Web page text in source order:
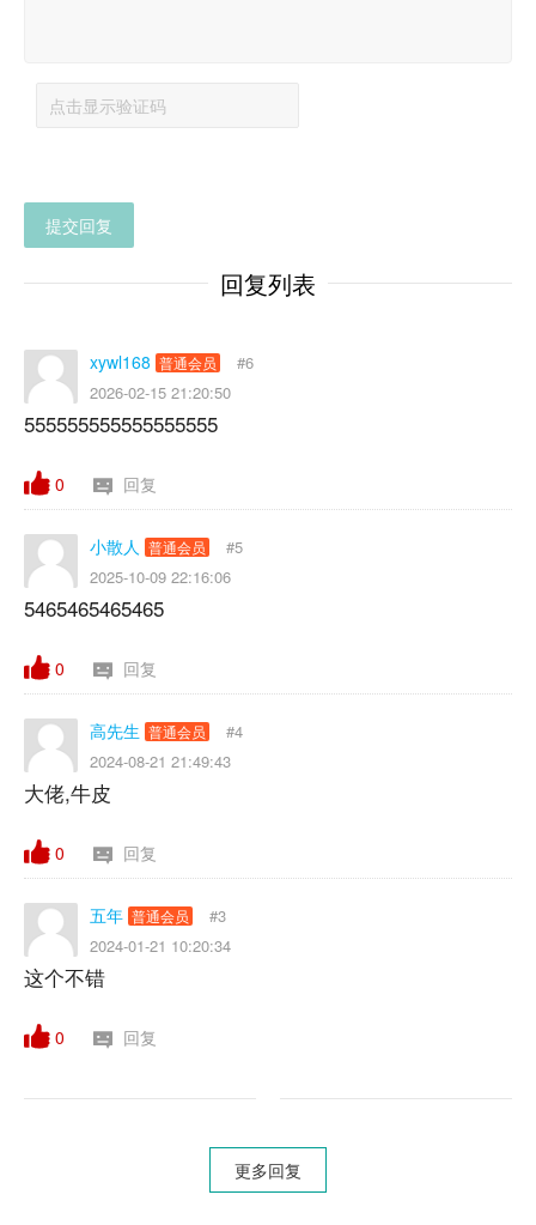
提交回复
回复列表
xywl168 普通会员
#6
2026-02-15 21:20:50
555555555555555555
0 回复
小散人 普通会员
#5
2025-10-09 22:16:06
5465465465465
0 回复
高先生 普通会员
#4
2024-08-21 21:49:43
大佬,牛皮
0 回复
五年 普通会员
#3
2024-01-21 10:20:34
这个不错
0 回复
更多回复